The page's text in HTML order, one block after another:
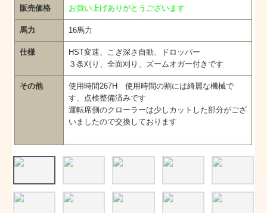
販売価格 お買い上げありがとうございます
馬力 16馬力
仕様
HST変速、こぎ深さ自動、ドロッパー
３条刈り、全面刈り、ズームオガー付きです
その他
使用時間267H 使用時間の割には綺麗な機械で
す、点検整備済みです
運転席側のクローラーは少しカットした部分がござ
いましたので交換しております